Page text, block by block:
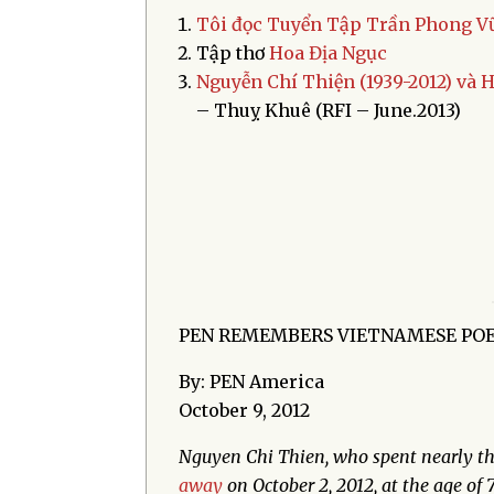
Tôi đọc Tuyển Tập Trần Phong
Tập thơHoa Địa Ngục
Nguyễn Chí Thiện (1939-2012) và
– Thuỵ Khuê (RFI – June.2013)
PEN REMEMBERS VIETNAMESE
By: PEN America
October 9, 2012
Nguyen Chi Thien, who spent nearly
away on October 2, 2012, at the age